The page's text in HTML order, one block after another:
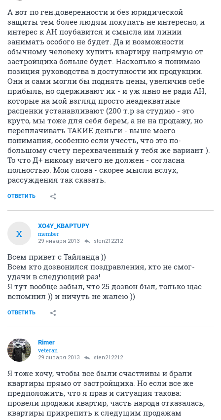
А вот по ген.доверенности и без юридической
защиты тем более людям покупать не интересно, и
интерес к АН поубавится и смысла им линии
занимать особого не будет. Да и возможности
обычному человеку купить квартиру напрямую от
застройщика больше будет. Насколько я понимаю
позиция руководства в доступности их продукции.
Они и сами могли бы поднять цены, увеличив себе
прибыль, но сдерживают их - и уж явно не ради АН,
которые на мой взгляд просто неадекватные
расценки устанавливают (200 т.р за студию - это
круто, мы тоже для себя берем, а не на продажу, но
переплачивать ТАКИЕ деньги - выше моего
понимания, особенно если учесть, что это по-
большому счету перехваченный у тебя же вариант ).
То что Д+ никому ничего не должен - согласна
полностью. Мои слова - скорее мысли вслух,
рассуждения так сказать.
ОТВЕТИТЬ
X
XO4Y_KBAPTUPY
member
29 января 2013 sten212212
Всем привет с Тайланда ))
Всем кто дозвонился поздравления, кто не смог-
удачи в следующий раз!
Я тут вообще забыл, что 25 дозвон был, только щас
вспомнил )) и ничуть не жалею ))
ОТВЕТИТЬ
Rimer
veteran
29 января 2013 sten212212
Я тоже хочу, чтобы все были счастливы и брали
квартиры прямо от застройщика. Но если все же
предположить, что я прав и ситуация такова:
провели продажи квартир, часть народа отказалась,
квартиры прикрепить к следущим продажам